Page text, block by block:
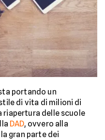
portando un
di vita di milioni di
riapertura delle scuole
DAD, ovvero alla
gran parte dei